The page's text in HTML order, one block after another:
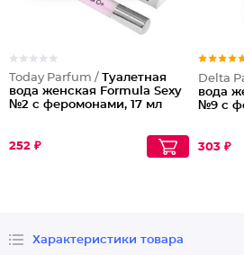
Today Parfum / Туалетная
вода женская Formula Sexy
№2 с феромонами, 17 мл
252 ₽
Delta
вода
№9 с
303 ₽
Характеристики товара